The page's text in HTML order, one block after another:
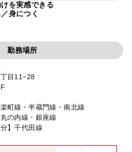
を実感できる
身につく
勤務場所
目11−28
楽町線・半蔵門線・南北線
丸の内線・銀座線
分】千代田線
ー 利用規約 内部通報
賞